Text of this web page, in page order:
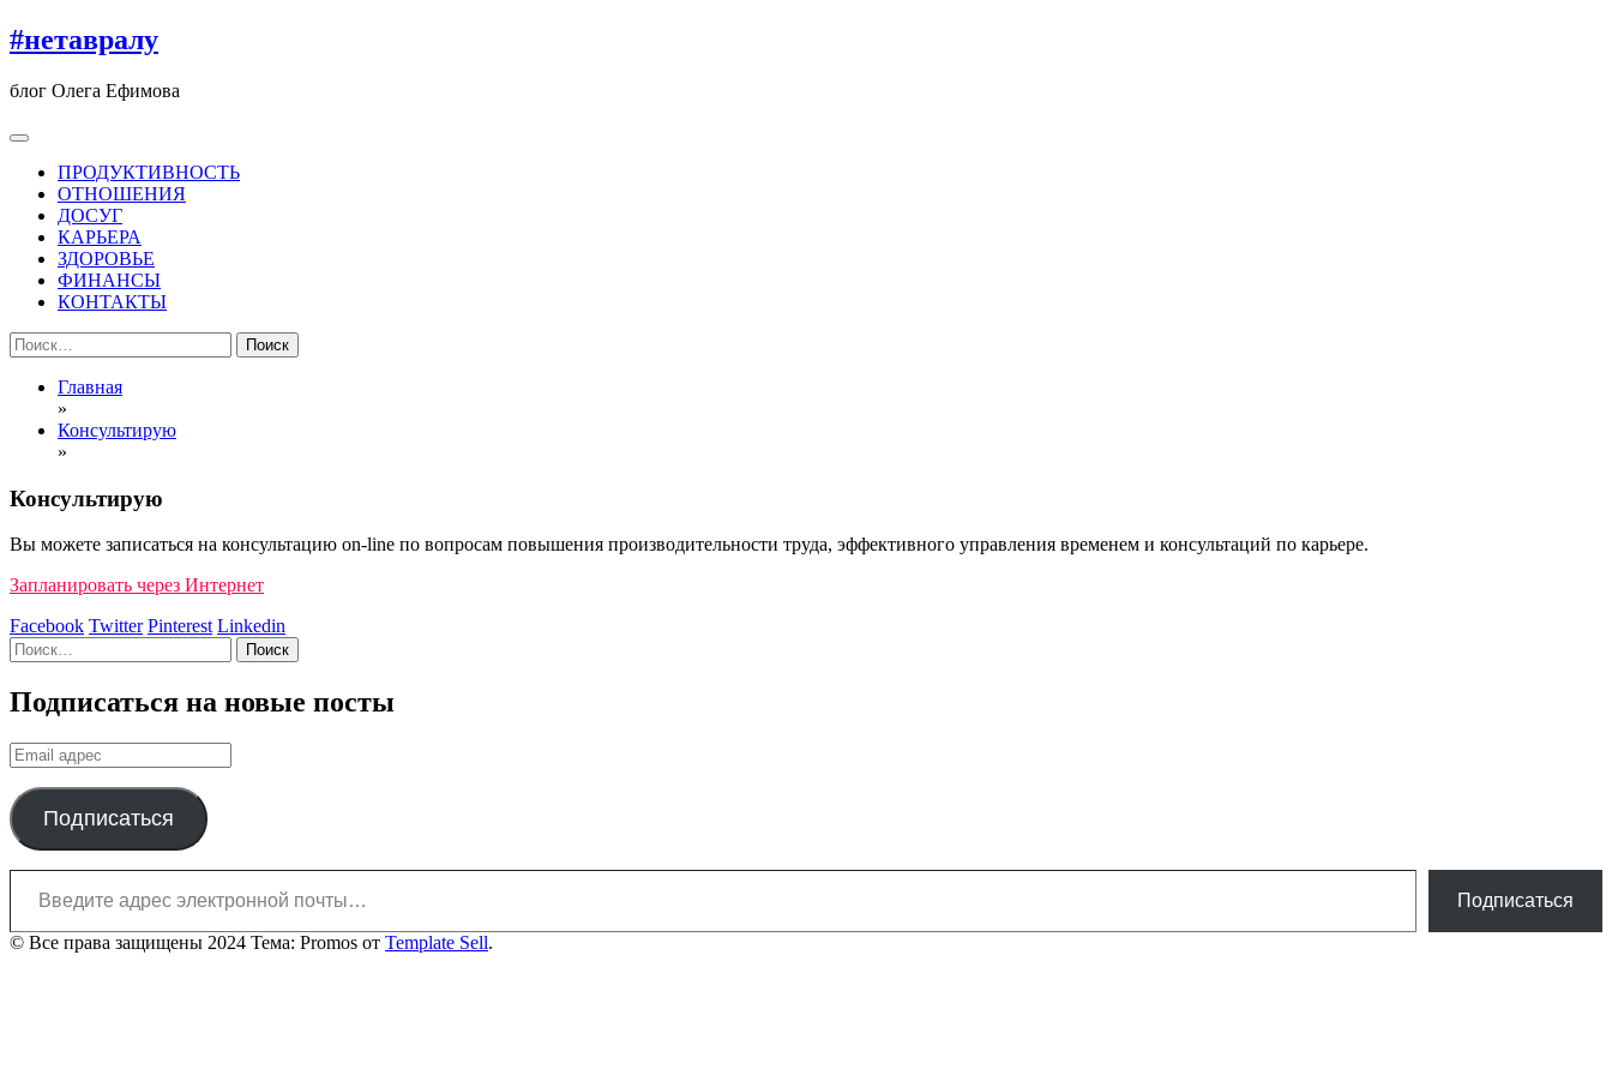
Перейти
к
#нетавралу
блог Олега Ефимова
ПРОДУКТИВНОСТЬ
ОТНОШЕНИЯ
ДОСУГ
КАРЬЕРА
ЗДОРОВЬЕ
ФИНАНСЫ
КОНТАКТЫ
Найти:
Главная
»
Консультирую
»
Консультирую
Вы можете записаться на консультацию on-line по вопросам повышения производительности труда, эффективного управления временем и консультаций по карьере.
Запланировать через Интернет
Facebook Twitter Pinterest Linkedin
Найти:
Подписаться на новые посты
Email
адрес
Подписаться
Введите адрес электронной почты…
Подписаться
© Все права защищены 2024 Тема: Promos от Template Sell.